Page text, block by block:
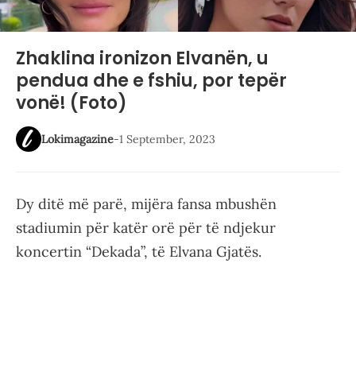
Zhaklina ironizon Elvanën, u
pendua dhe e fshiu, por tepër
vonë! (Foto)
Lokimagazine-1 September, 2023
Dy ditë më parë, mijëra fansa mbushën
stadiumin për katër orë për të ndjekur
koncertin “Dekada”, të Elvana Gjatës.